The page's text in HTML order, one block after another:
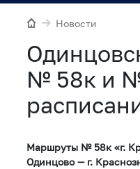
Новости
№ 58к и №
Маршруты № 58к «г.
Одинцово — г.